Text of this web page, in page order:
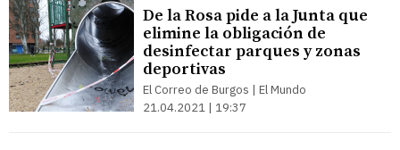
De la Rosa pide a la Junta que
elimine la obligación de
desinfectar parques y zonas
deportivas
El Correo de Burgos | El Mundo
21.04.2021 | 19:37